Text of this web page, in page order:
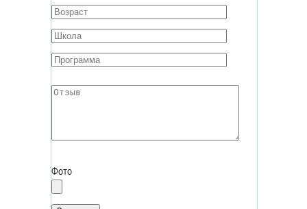
Возраст*
Школа*
Программа*
Отзыв*
Фото